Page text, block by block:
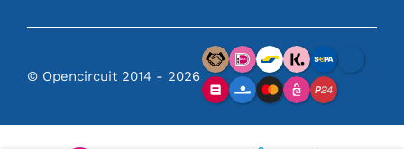
© Opencircuit 2014 - 2026